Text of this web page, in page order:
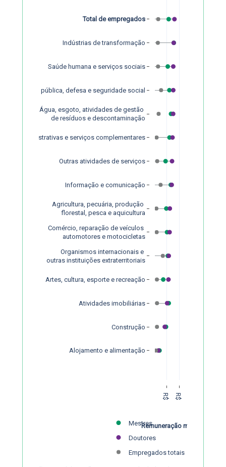
R$ 10.000 R$ 20.000
Alojamento e alimentação
Construção
Atividades imobiliárias
Artes, cultura, esporte e recreação
Organismos internacionais e
outras instituições extraterritoriais
Comércio, reparação de veículos
automotores e motocicletas
Agricultura, pecuária, produção
florestal, pesca e aquicultura
Informação e comunicação
Outras atividades de serviços
administrativas e serviços complementares
Água, esgoto, atividades de gestão
de resíduos e descontaminação
pública, defesa e seguridade social
Saúde humana e serviços sociais
Indústrias de transformação
Total de empregados
Mestres
Doutores
Empregados totais
Remuneração média